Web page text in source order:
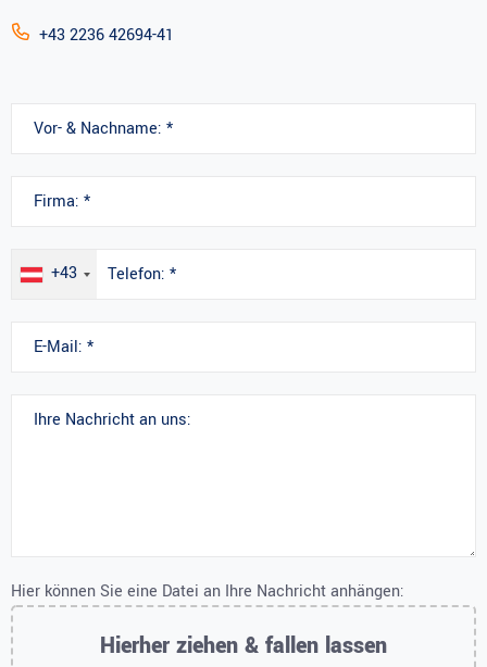
+43 2236 42694-41
+43
Hier können Sie eine Datei an Ihre Nachricht anhängen:
Hierher ziehen & fallen lassen